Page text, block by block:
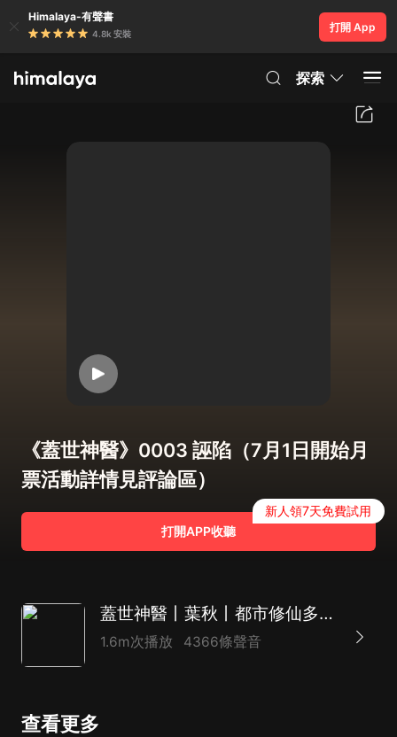
Himalaya-有聲書
4.8k 安裝
打開 App
探索
《蓋世神醫》0003 誣陷（7月1日開始月
票活動詳情見評論區）
打開APP收聽
新人領7天免費試用
蓋世神醫丨葉秋丨都市修仙多人有聲劇丨一種侃侃
1.6m次播放 4366條聲音
查看更多